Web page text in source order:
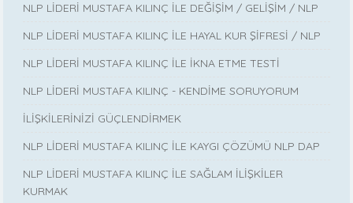
NLP LİDERİ MUSTAFA KILINÇ İLE DEĞİŞİM / GELİŞİM / NLP
NLP LİDERİ MUSTAFA KILINÇ İLE HAYAL KUR ŞİFRESİ / NLP
NLP LİDERİ MUSTAFA KILINÇ İLE İKNA ETME TESTİ
NLP LİDERİ MUSTAFA KILINÇ - KENDİME SORUYORUM
İLİŞKİLERİNİZİ GÜÇLENDİRMEK
NLP LİDERİ MUSTAFA KILINÇ İLE KAYGI ÇÖZÜMÜ NLP DAP
NLP LİDERİ MUSTAFA KILINÇ İLE SAĞLAM İLİŞKİLER
KURMAK